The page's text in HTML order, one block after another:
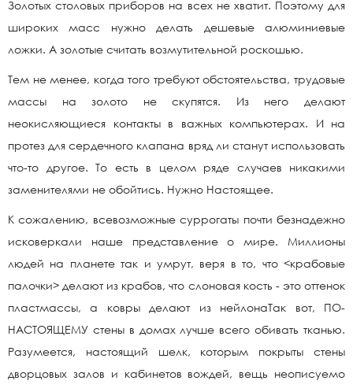
Золотых столовых приборов на всех не хватит. Поэтому для
широких масс нужно делать дешевые алюминиевые
ложки. А золотые считать возмутительной роскошью.
Тем не менее, когда того требуют обстоятельства, трудовые
массы на золото не скупятся. Из него делают
неокисляющиеся контакты в важных компьютерах. И на
протез для сердечного клапана вряд ли станут использовать
что-то другое. То есть в целом ряде случаев никакими
заменителями не обойтись. Нужно Настоящее.
К сожалению, всевозможные суррогаты почти безнадежно
исковеркали наше представление о мире. Миллионы
людей на планете так и умрут, веря в то, что <крабовые
палочки> делают из крабов, что слоновая кость - это оттенок
пластмассы, а ковры делают из нейлонаТак вот, ПО-
НАСТОЯЩЕМУ стены в домах лучше всего обивать тканью.
Разумеется, настоящий шелк, которым покрыты стены
дворцовых залов и кабинетов вождей, вещь неописуемо